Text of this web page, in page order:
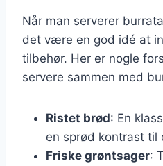
Når man serverer
det være en god idé at
tilbehør. Her er nogle
servere sammen med
Ristet brød: En
en sprød kontrast til
Friske grøntsager: